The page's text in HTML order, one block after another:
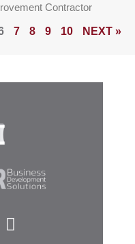
Contractor
7 8 9 10 NEXT »